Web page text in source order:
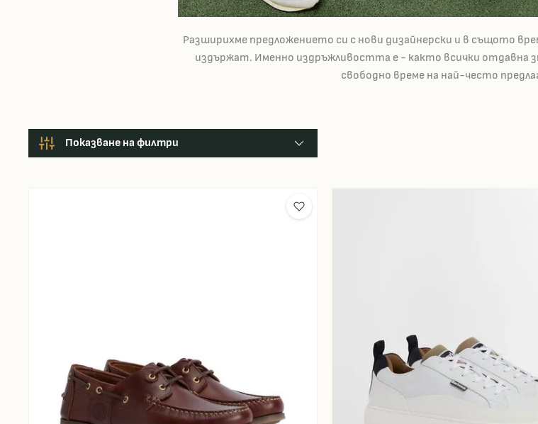
Разширихме предложението си с нови дизайнерски и в същото
издържат. Именно издръжливостта е - както всички отдавна
свободно време на най-често
Показване на филтри